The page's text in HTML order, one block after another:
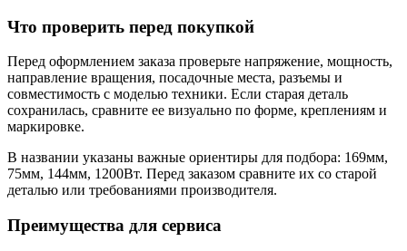
Что проверить перед покупкой
Перед оформлением заказа проверьте напряжение, мощность,
направление вращения, посадочные места, разъемы и
совместимость с моделью техники. Если старая деталь
сохранилась, сравните ее визуально по форме, креплениям и
маркировке.
В названии указаны важные ориентиры для подбора: 169мм,
75мм, 144мм, 1200Вт. Перед заказом сравните их со старой
деталью или требованиями производителя.
Преимущества для сервиса